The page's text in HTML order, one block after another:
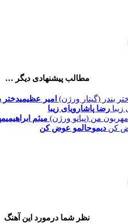
مطالب پیشنهادی دیگر …
امیر عظیمیدختر
رضا پاشارویای زیبا
میثم ابراهیمی
دیموحالمو عوض کن
نظر شما درمورد این آهنگ